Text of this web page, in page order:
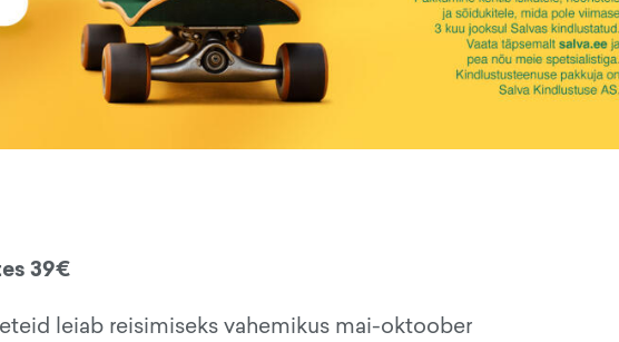
39€
leiab reisimiseks vahemikus mai-oktoober